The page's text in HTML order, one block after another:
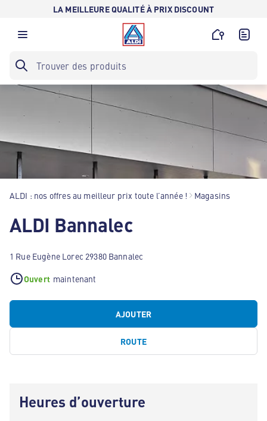
LA MEILLEURE QUALITÉ À PRIX DISCOUNT
ALDI : nos offres au meilleur prix toute l’année ! Magasins
ALDI Bannalec
1 Rue Eugène Lorec 29380 Bannalec
Ouvert maintenant
AJOUTER
ROUTE
Heures d’ouverture